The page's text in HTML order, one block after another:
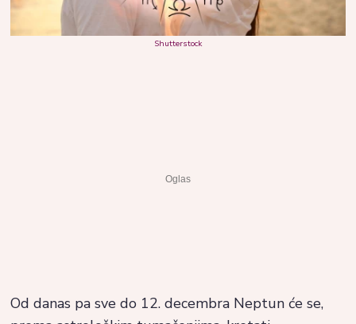
Shutterstock
Od danas pa sve do 12. decembra Neptun će se,